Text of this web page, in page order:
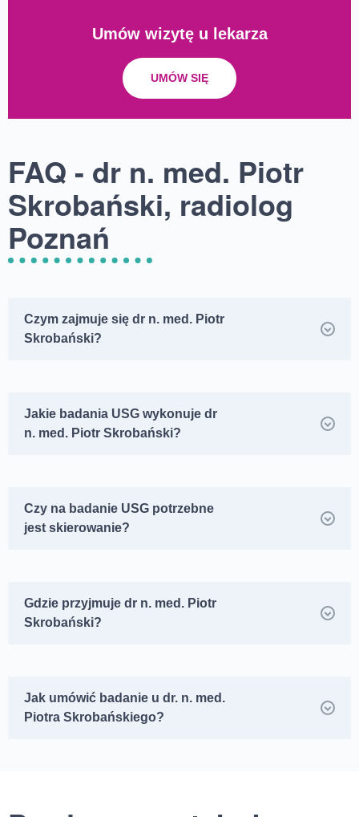
Umów wizytę u lekarza
UMÓW SIĘ
FAQ - dr n. med. Piotr
Skrobański, radiolog
Poznań
Czym zajmuje się dr n. med. Piotr
Skrobański?
Jakie badania USG wykonuje dr
n. med. Piotr Skrobański?
Czy na badanie USG potrzebne
jest skierowanie?
Gdzie przyjmuje dr n. med. Piotr
Skrobański?
Jak umówić badanie u dr. n. med.
Piotra Skrobańskiego?